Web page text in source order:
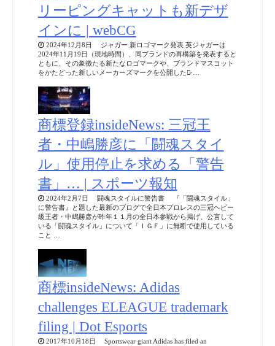
リーピングキャットも新デザ
インに | webCG
2024年12月8日 ジャガー 新ロゴマーク発表 英ジャガーは
2024年11月19日（現地時間）、同ブランドの再構築を発表すると
ともに、その象徴たる新たなロゴマークや、ブランドマスコット
をかたどった新しいメーカーズマークを公開した。̷ …
商標登録insideNews: 三冠王
者・中嶋勝彦に「闘魂スタイ
ル」使用停止を求める「警告
書」… | スポーツ報知
2024年2月7日 闘魂スタイルに警告書 『「闘魂スタイル」
に警告書』と題した最新のブログで全日本プロレスの三冠ヘビー
級王者・中嶋勝彦が昨年１１月の全日本参戦から掲げ、公言して
いる「闘魂スタイル」について「ＩＧＦ」に無断で使用している
こと …
商標insideNews: Adidas
challenges ELEAGUE trademark
filing | Dot Esports
2017年10月18日 Sportswear giant Adidas has filed an